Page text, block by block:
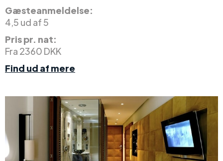
Gæsteanmeldelse:
4,5 ud af 5
Pris pr. nat:
Fra 2360 DKK
Find ud af mere